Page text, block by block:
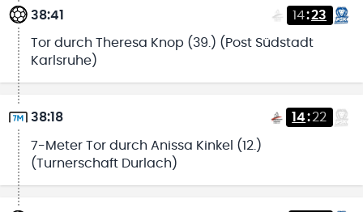
38:41 14:23
Tor durch Theresa Knop (39.) (Post Südstadt
Karlsruhe)
38:18 14:22
7-Meter Tor durch Anissa Kinkel (12.)
(Turnerschaft Durlach)